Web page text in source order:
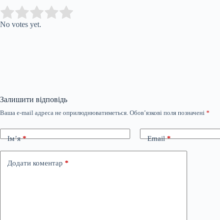
Rate this item:
No votes yet.
Залишити відповідь
Ваша e-mail адреса не оприлюднюватиметься. Обов’язкові поля позначені *
Ім’я* Email*
Додати коментар *